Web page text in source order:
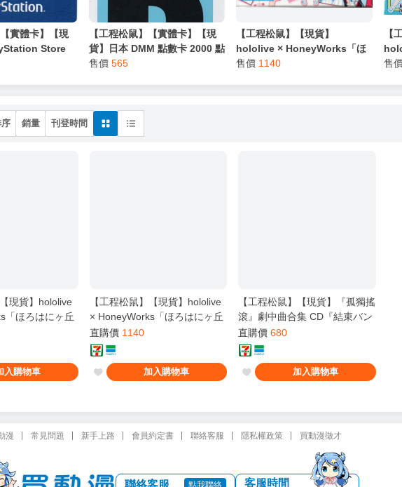
實體卡】【現
Store
【工程松鼠】【實體卡】【現
貨】日本 DMM 點數卡 2000 點
DMM Games 充值 預付卡
售價 565
【工程松鼠】【現貨】
hololive × HoneyWorks「ほ
ろはにヶ丘高校 Covers」初回
售價 1140
【
ろ
售
銷量 刊登時間
現貨】hololive
「ほろはにヶ丘
入購物車
【工程松鼠】【現貨】hololive
× HoneyWorks「ほろはにヶ丘
高校 Originals」初回盤
直購價 1140
加入購物車
【工程松鼠】【現貨】『孤獨搖
滾』劇中曲合集 CD『結束バン
ド』通常盤
直購價 680
加入購物車
漫 常見問題 新手上路 會員約定書 聯絡客服 隱私權政策 買動漫徵才
聯絡客服 點我聯絡 客服時間